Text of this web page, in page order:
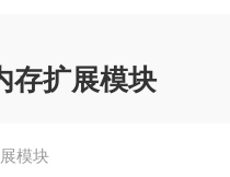
存扩展模块
模块